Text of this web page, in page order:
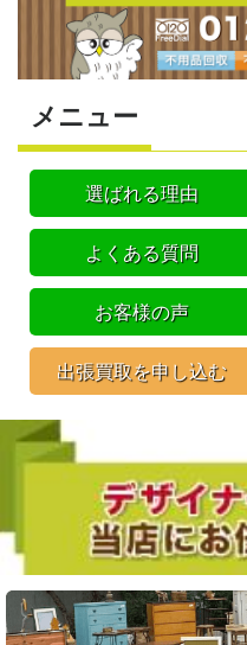
メニュー
選ばれる理由
よくある質問
お客様の声
出張買取を申し込む